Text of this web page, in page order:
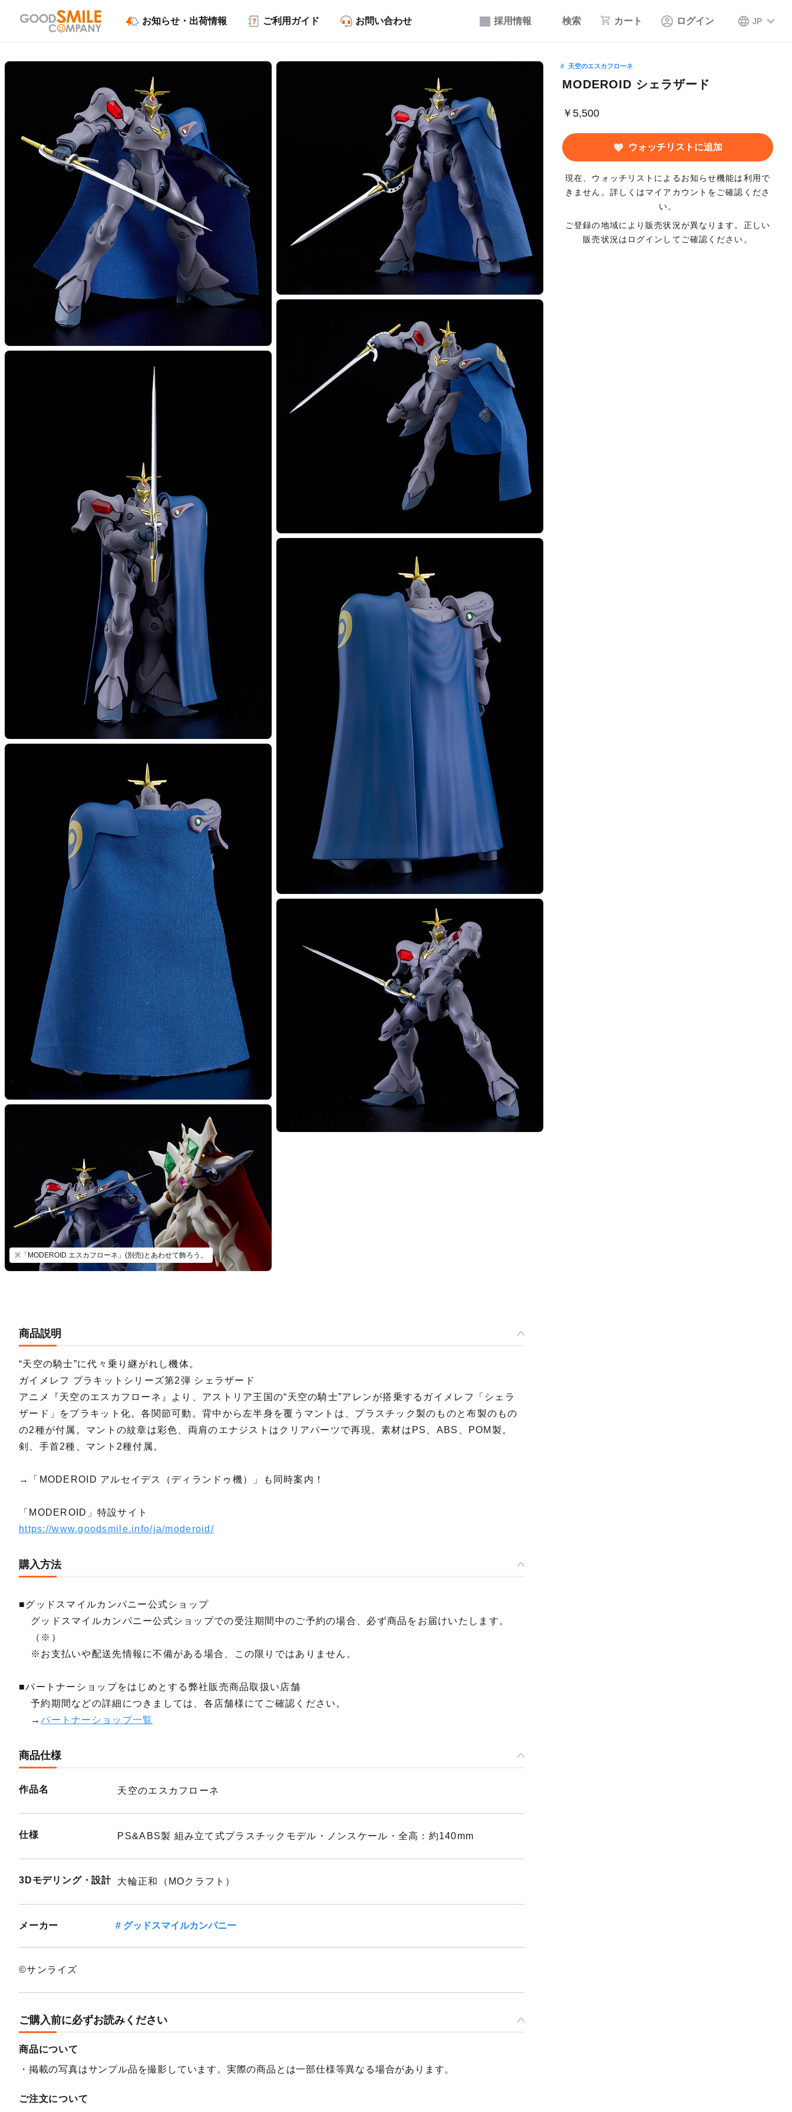
採用情報 検索 カート ログイン JP
お知らせ・出荷情報 ご利用ガイド お問い合わせ
※「MODEROID エスカフローネ」(別売)とあわせて飾ろう。
天空のエスカフローネ
MODEROID シェラザード
￥5,500
ウォッチリストに追加
現在、ウォッチリストによるお知らせ機能は利用で
きません。詳しくはマイアカウントをご確認くださ
い。
ご登録の地域により販売状況が異なります。正しい
販売状況はログインしてご確認ください。
商品説明
“天空の騎士”に代々乗り継がれし機体。
ガイメレフ プラキットシリーズ第2弾 シェラザード
アニメ『天空のエスカフローネ』より、アストリア王国の“天空の騎士”アレンが搭乗するガイメレフ「シェラ
ザード」をプラキット化。各関節可動。背中から左半身を覆うマントは、プラスチック製のものと布製のもの
の2種が付属。マントの紋章は彩色、両肩のエナジストはクリアパーツで再現。素材はPS、ABS、POM製。
剣、手首2種、マント2種付属。
→「MODEROID アルセイデス（ディランドゥ機）」も同時案内！
「MODEROID」特設サイト
https://www.goodsmile.info/ja/moderoid/
購入方法
■グッドスマイルカンパニー公式ショップ
グッドスマイルカンパニー公式ショップでの受注期間中のご予約の場合、必ず商品をお届けいたします。
（※）
※お支払いや配送先情報に不備がある場合、この限りではありません。
■パートナーショップをはじめとする弊社販売商品取扱い店舗
予約期間などの詳細につきましては、各店舗様にてご確認ください。
→パートナーショップ一覧
商品仕様
作品名 天空のエスカフローネ
仕様 PS&ABS製 組み立て式プラスチックモデル・ノンスケール・全高：約140mm
3Dモデリング・設計 大輪正和（MOクラフト）
メーカー グッドスマイルカンパニー
©サンライズ
ご購入前に必ずお読みください
商品について
掲載の写真はサンプル品を撮影しています。実際の商品とは一部仕様等異なる場合があります。
ご注文について